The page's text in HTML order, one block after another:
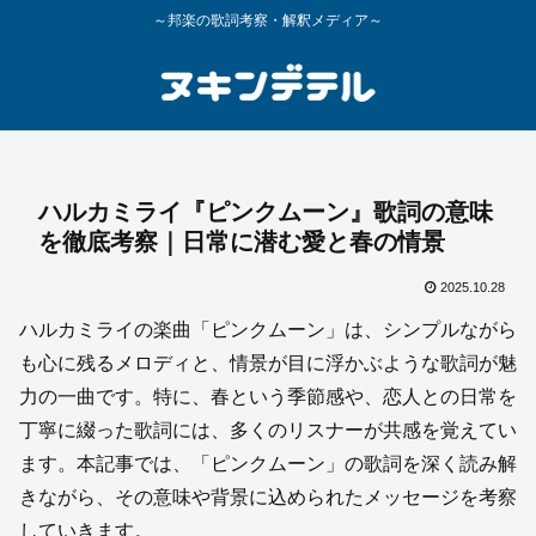
～邦楽の歌詞考察・解釈メディア～
ハルカミライ『ピンクムーン』歌詞の意味
を徹底考察｜日常に潜む愛と春の情景
2025.10.28
ハルカミライの楽曲「ピンクムーン」は、シンプルながら
も心に残るメロディと、情景が目に浮かぶような歌詞が魅
力の一曲です。特に、春という季節感や、恋人との日常を
丁寧に綴った歌詞には、多くのリスナーが共感を覚えてい
ます。本記事では、「ピンクムーン」の歌詞を深く読み解
きながら、その意味や背景に込められたメッセージを考察
していきます。